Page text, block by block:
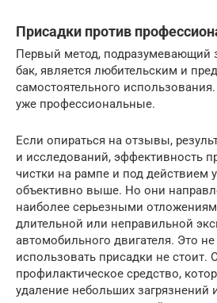
Присадки против
Первый метод, подразумевающий
бак, является любительским и
самостоятельного
уже профессиональные.
Если опираться на отзывы,
и исследований, эффективность
чистки на рампе и под действием
объективно выше. Но они
наиболее серьезными
длительной или неправильной
автомобильного двигателя. Это
использовать присадки не стоит.
профилактическое средство,
удаление небольших загрязнений